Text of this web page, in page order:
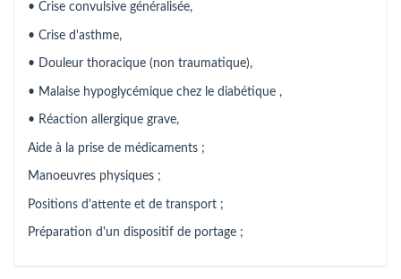
• Crise convulsive généralisée,
• Crise d'asthme,
• Douleur thoracique (non traumatique),
• Malaise hypoglycémique chez le diabétique ,
• Réaction allergique grave,
Aide à la prise de médicaments ;
Manoeuvres physiques ;
Positions d'attente et de transport ;
Préparation d'un dispositif de portage ;